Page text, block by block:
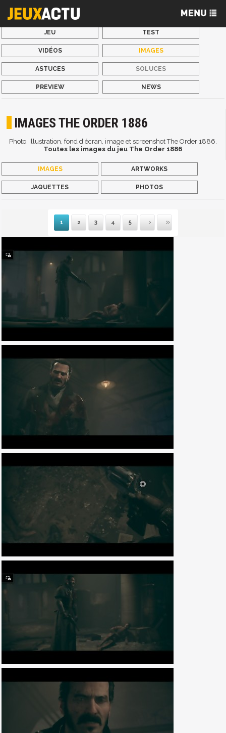
JEU TEST
VIDÉOS IMAGES
ASTUCES SOLUCES
PREVIEW NEWS
IMAGES THE ORDER 1886
Photo, Illustration, fond d'écran, image et screenshot The Order 1886.
Toutes les images du jeu The Order 1886
IMAGES ARTWORKS
JAQUETTES PHOTOS
1 2 3 4 5
Suivante
Dernière